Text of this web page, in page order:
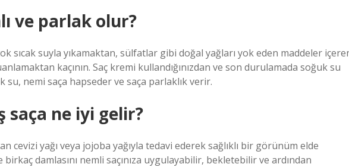
ve parlak olur?
sıcak suyla yıkamaktan, sülfatlar gibi doğal yağları yok eden maddeler
kaçının. Saç kremi kullandığınızdan ve son durulamada soğuk su
su, nemi saça hapseder ve saça parlaklık verir.
ne iyi gelir?
cevizi yağı veya jojoba yağıyla tedavi ederek sağlıklı bir görünüm elde
damlasını nemli saçınıza uygulayabilir, bekletebilir ve ardından